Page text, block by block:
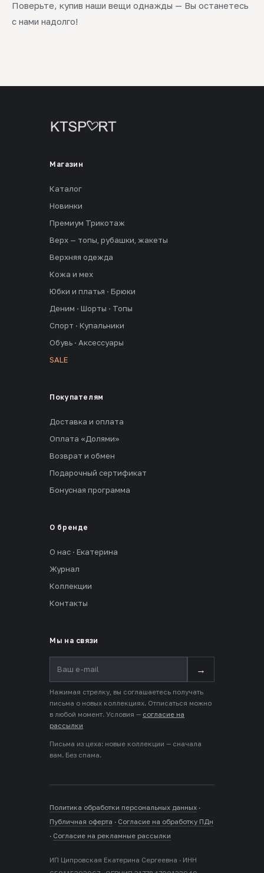
Поверьте, купив наши вещи однажды — Вы останетесь
с нами надолго!
Магазин
Каталог
Новинки
Премиум Трикотаж
Верх — топы, рубашки, жакеты
Верхняя одежда
Кожа и мех
Юбки и платья · Брюки
Деним · Шорты · Топы
Спорт · Купальники
Обувь · Аксессуары
SALE
Покупателям
Доставка и оплата
Оплата «Долями»
Возврат и обмен
Подарочный сертификат
Бонусная программа
О бренде
О нас · Екатерина
Журнал
Коллекции
Контакты
Мы на связи
→
Нажимая стрелку, вы соглашаетесь получать
письма о новых коллекциях. Отписаться можно
в любой момент. Условия — согласие на
рассылки
Письма из цеха: новые коллекции — сначала
вам. Без спама.
Политика обработки персональных данных ·
Публичная оферта · Согласие на обработку ПДн
· Согласие на рекламные рассылки
ИП Ципровская Екатерина Сергеевна · ИНН